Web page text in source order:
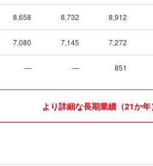
8,658 8,732 8,912
7,080 7,145 7,272
— — 851
より詳細な長期業績（21か